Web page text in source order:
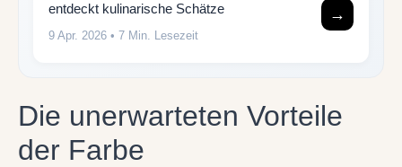
entdeckt kulinarische Schätze
9 Apr. 2026 • 7 Min. Lesezeit
→
Die unerwarteten Vorteile
der Farbe